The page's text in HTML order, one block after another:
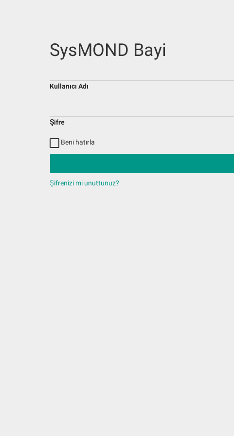
SysMOND Bayi
Kullanıcı Adı
Şifre
Beni hatırla
Şifrenizi mi unuttunuz?